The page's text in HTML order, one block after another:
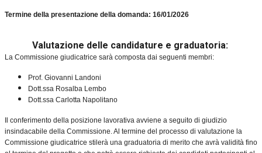
Termine della presentazione della domanda: 16/01/2026
Valutazione delle candidature e graduatoria:
La Commissione giudicatrice sarà composta dai seguenti membri:
Prof. Giovanni Landoni
Dott.ssa Rosalba Lembo
Dott.ssa Carlotta Napolitano
Il conferimento della posizione lavorativa avviene a seguito di giudizio
insindacabile della Commissione. Al termine del processo di valutazione la
Commissione giudicatrice stilerà una graduatoria di merito che avrà validità fino